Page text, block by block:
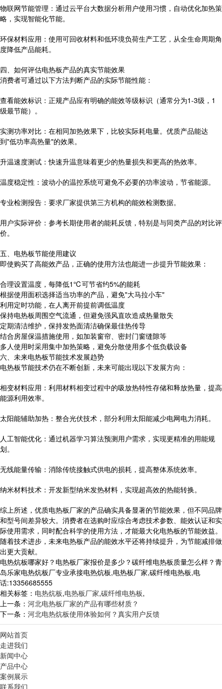
物联网节能管理：通过云平台大数据分析用户使用习惯，自动优化加热策
略，实现智能化节能。
环保材料应用：使用可回收材料和低环境负荷生产工艺，从全生命周期角
度降低产品能耗。
四、如何评估电热板产品的真实节能效果
消费者可通过以下方法判断产品的实际节能性能：
查看能效标识：正规产品应有明确的能效等级标识（通常分为1-3级，1
级最节能）。
实测功率对比：在相同加热效果下，比较实际耗电量。优质产品能达
到"低功率高热量"的效果。
升温速度测试：快速升温意味着更少的热量损失和更高的热效率。
温度稳定性：波动小的温控系统可避免不必要的功率波动，节省能源。
专业检测报告：要求厂家提供第三方机构的能效检测数据。
用户实际评价：参考长期使用者的能耗反馈，特别是与同类产品的对比评
价。
五、电热板节能使用建议
即使购买了高能效产品，正确的使用方法也能进一步提升节能效果：
合理设置温度，每降低1℃可节省约5%的能耗
根据使用面积选择适当功率的产品，避免"大马拉小车"
利用定时功能，在人离开前提前调低温度
保持电热板周围空气流通，但避免强风直吹造成热量散失
定期清洁维护，保持发热面清洁确保最佳热传导
结合房屋保温措施使用，如加装窗帘、密封门窗缝隙等
多人使用时采用集中加热策略，避免分散使用多个低负载设备
六、未来电热板节能技术发展趋势
电热板节能技术仍在不断创新，未来可能出现以下发展方向：
相变材料应用：利用材料相变过程中的吸放热特性存储和释放热量，提高
能源利用效率。
太阳能辅助加热：整合光伏技术，部分利用太阳能减少电网电力消耗。
人工智能优化：通过机器学习算法预测用户需求，实现更精准的用能规
划。
无线能量传输：消除传统接触式供电的损耗，提高整体系统效率。
纳米材料技术：开发新型纳米发热材料，实现超高效的热能转换。
综上所述，优质电热板厂家的产品确实具备显著的节能效果，但不同品牌
和型号间差异较大。消费者在选购时应综合考虑技术参数、能效认证和实
际使用需求，同时配合科学的使用方法，才能最大化电热板的节能效益。
随着技术进步，未来电热板产品的能效水平还将持续提升，为节能减排做
出更大贡献。
电热炕板哪家好？电热板厂家报价是多少？碳纤维电热板质量怎么样？青
岛乐家电热炕板厂专业承接电热炕板,电热板厂家,碳纤维电热板,电
话:13356685555
相关标签： 电热炕板,电热板厂家,碳纤维电热板,
上一条： 河北电热板厂家的产品有哪些材质？
下一条： 河北电热炕板使用体验如何？真实用户反馈
网站首页
走进我们
新闻中心
产品中心
案例展示
联系我们